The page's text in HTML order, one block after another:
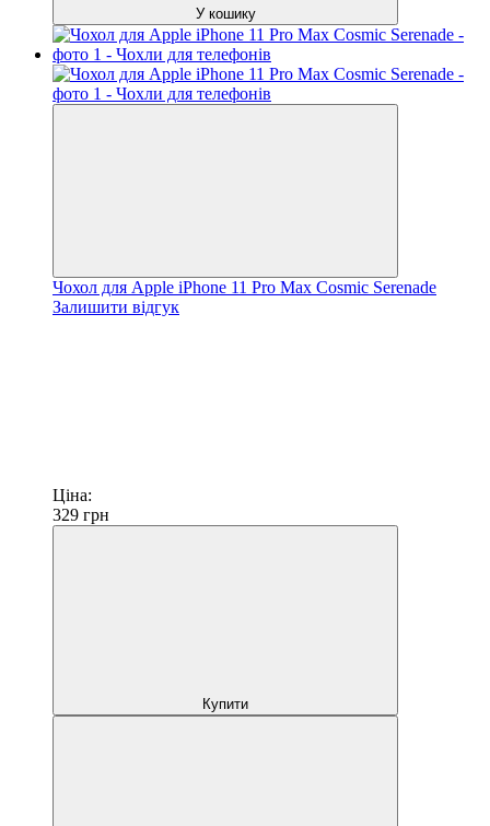
У кошику
Чохол для Apple iPhone 11 Pro Max Cosmic Serenade
Залишити відгук
Ціна:
329 грн
Купити